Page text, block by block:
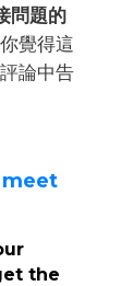
問題的
你覺得這
論中告
meet
the